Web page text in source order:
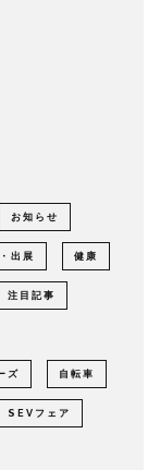
お知らせ
出展 健康
注目記事
ズ 自転車
SEVフェア